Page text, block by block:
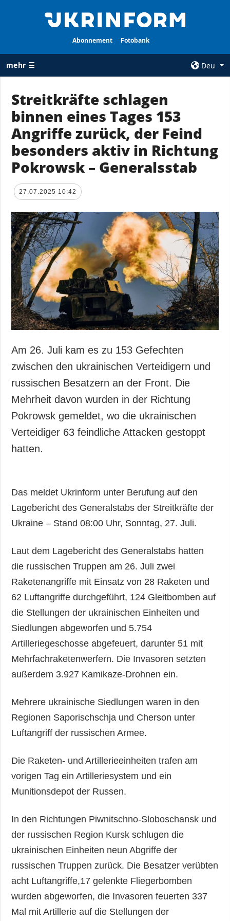
Abonnement Fotobank
mehr ☰
Deu
ALLE
RUBRIKEN
Krieg
Wiederaufbau
der Ukraine
Politik
Wirtschaft
Militär
Gesellschaft und
Kultur
Sport
Kriminalität
Notstand und
Notfälle
AGENTUR
Über uns
Kontakte
services
personenbezogener
Daten
ZUSÄTZLICH
Veröffentlichungen
Interview
Fotos
Video
LEISTUNGEN
Abonnement
Fotobank
Streitkräfte schlagen
binnen eines Tages 153
Angriffe zurück, der Feind
besonders aktiv in Richtung
Pokrowsk – Generalsstab
27.07.2025 10:42
Am 26. Juli kam es zu 153 Gefechten
zwischen den ukrainischen Verteidigern und
russischen Besatzern an der Front. Die
Mehrheit davon wurden in der Richtung
Pokrowsk gemeldet, wo die ukrainischen
Verteidiger 63 feindliche Attacken gestoppt
hatten.
Das meldet Ukrinform unter Berufung auf den
Lagebericht des Generalstabs der Streitkräfte der
Ukraine – Stand 08:00 Uhr, Sonntag, 27. Juli.
Laut dem Lagebericht des Generalstabs hatten
die russischen Truppen am 26. Juli zwei
Raketenangriffe mit Einsatz von 28 Raketen und
62 Luftangriffe durchgeführt, 124 Gleitbomben auf
die Stellungen der ukrainischen Einheiten und
Siedlungen abgeworfen und 5.754
Artilleriegeschosse abgefeuert, darunter 51 mit
Mehrfachraketenwerfern. Die Invasoren setzten
außerdem 3.927 Kamikaze-Drohnen ein.
Mehrere ukrainische Siedlungen waren in den
Regionen Saporischschja und Cherson unter
Luftangriff der russischen Armee.
Die Raketen- und Artillerieeinheiten trafen am
vorigen Tag ein Artilleriesystem und ein
Munitionsdepot der Russen.
In den Richtungen Piwnitschno-Sloboschansk und
der russischen Region Kursk schlugen die
ukrainischen Einheiten neun Abgriffe der
russischen Truppen zurück. Die Besatzer verübten
acht Luftangriffe,17 gelenkte Fliegerbomben
wurden abgeworfen, die Invasoren feuerten 337
Mal mit Artillerie auf die Stellungen der